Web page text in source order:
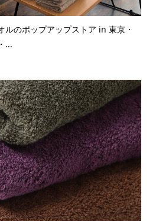
ルのポップアップストア in 東京・
...